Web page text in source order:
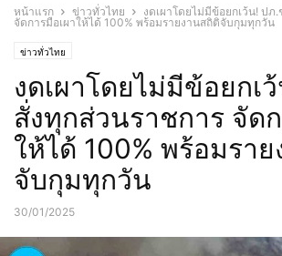
หน้าแรก ข่าวทั่วไทย
งดเผาโดยไม่มีข้อยกเว้น! ปภ
จัดการมือเผาให้ได้ 100% พร้อมรายงานสถิติจับกุมทุกวัน
ข่าวทั่วไทย
งดเผาโดยไม่มีข้อยกเ
สั่งทุกส่วนราชการ จัด
ให้ได้ 100% พร้อมรา
จับกุมทุกวัน
30/01/2025